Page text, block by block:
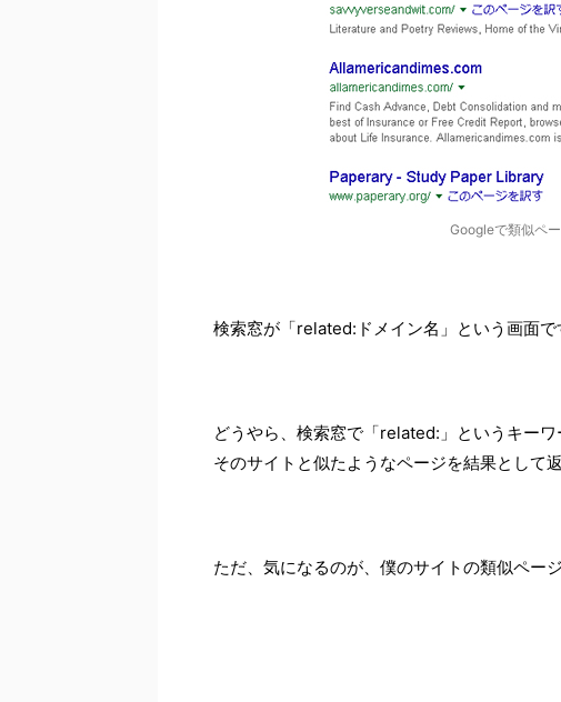
Googleで類似ペ
検索窓が「related:ドメイン名」という画面で
どうやら、検索窓で「related:」というキー
そのサイトと似たようなページを結果として
ただ、気になるのが、僕のサイトの類似ペー